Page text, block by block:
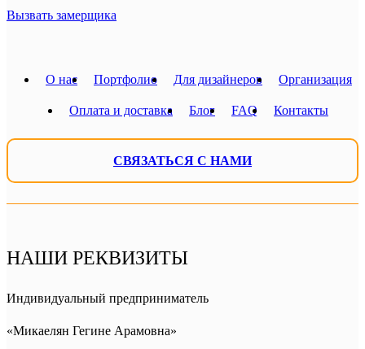
Вызвать замерщика
О нас Портфолио Для дизайнеров Организация
Оплата и доставка Блог FAQ Контакты
СВЯЗАТЬСЯ С НАМИ
НАШИ РЕКВИЗИТЫ
Индивидуальный предприниматель
«Микаелян Гегине Арамовна»